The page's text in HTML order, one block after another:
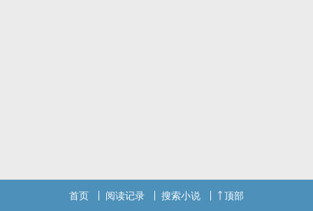
首页 阅读记录 搜索小说 顶部